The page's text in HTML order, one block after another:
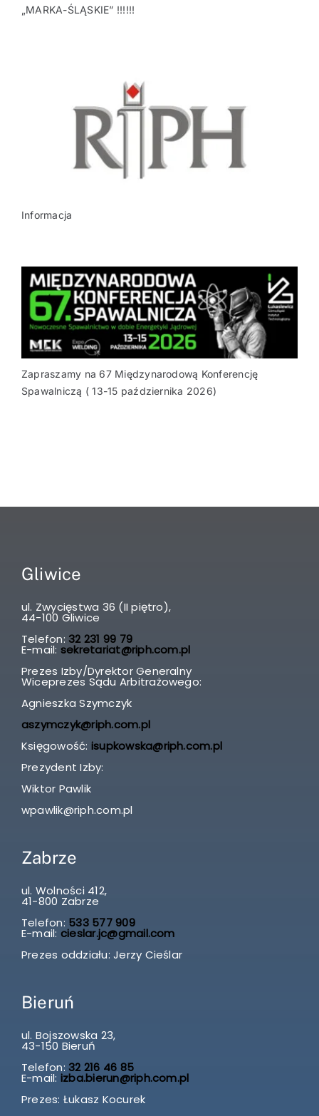
„MARKA-ŚLĄSKIE” !!!!!!
Informacja
Zapraszamy na 67 Międzynarodową Konferencję
Spawalniczą ( 13-15 października 2026)
Gliwice
ul. Zwycięstwa 36 (II piętro),
44-100 Gliwice
Telefon: 32 231 99 79
E-mail: sekretariat@riph.com.pl
Prezes Izby/Dyrektor Generalny
Wiceprezes Sądu Arbitrażowego:
Agnieszka Szymczyk
aszymczyk@riph.com.pl
Księgowość: isupkowska@riph.com.pl
Prezydent Izby:
Wiktor Pawlik
wpawlik@riph.com.pl
Zabrze
ul. Wolności 412,
41-800 Zabrze
Telefon: 533 577 909
E-mail: cieslar.jc@gmail.com
Prezes oddziału: Jerzy Cieślar
Bieruń
ul. Bojszowska 23,
43-150 Bieruń
Telefon: 32 216 46 85
E-mail: izba.bierun@riph.com.pl
Prezes: Łukasz Kocurek